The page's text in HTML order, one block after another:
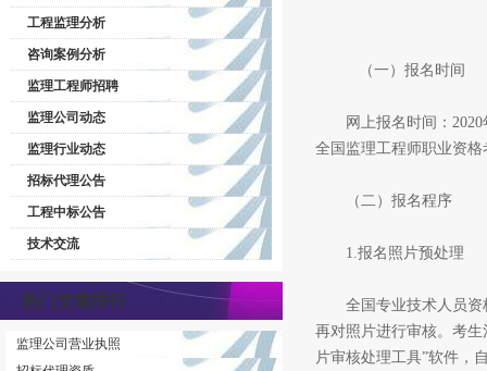
工程监理分析
咨询案例分析
监理工程师招聘
监理公司动态
监理行业动态
招标代理公告
工程中标公告
技术交流
热门文章排行
监理公司营业执照
（一）报名时间
网上报名时间：2020年
全国监理工程师职业资
（二）报名程序
1.报名照片预处理
全国专业技术人员资格
再对照片进行审核。考生
片审核处理工具”软件，